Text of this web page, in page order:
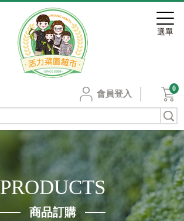
會員登入
0
PRODUCTS
商品訂購